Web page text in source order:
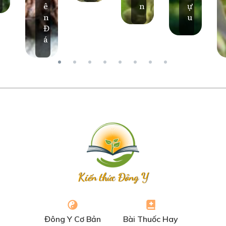
ê
n
Đ
á
n
ự
u
Kiến thức Đông Y
Đông Y Cơ Bản Bài Thuốc Hay